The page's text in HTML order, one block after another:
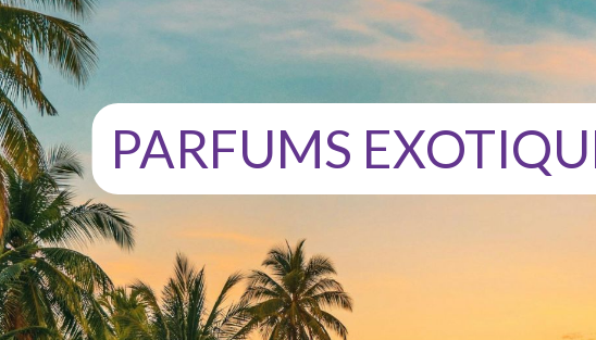
PARFUMS